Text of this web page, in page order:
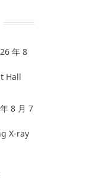
年 8
Hall
8 月 7
X-ray